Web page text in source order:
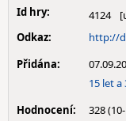
Id hry:
4124
Odkaz:
http://
Přidána:
15 let a
Hodnocení:
328